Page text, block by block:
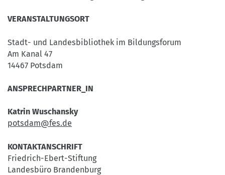
VERANSTALTUNGSORT
Stadt- und Landesbibliothek im Bildungsforum
Am Kanal 47
14467 Potsdam
ANSPRECHPARTNER_IN
Katrin Wuschansky
potsdam@fes.de
KONTAKTANSCHRIFT
Friedrich-Ebert-Stiftung
Landesbüro Brandenburg